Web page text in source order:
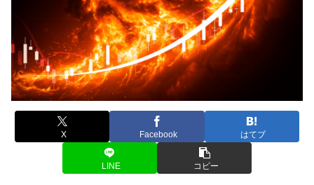
X Facebook はてブ
LINE コピー